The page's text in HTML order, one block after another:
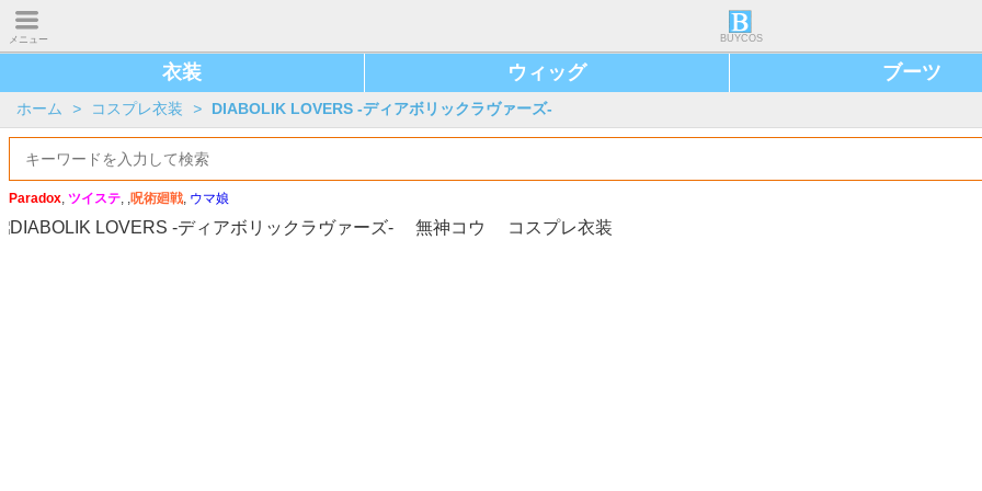
メニュー BUYCOS
衣装 ウィッグ ブーツ
ホーム > コスプレ衣装 > DIABOLIK LOVERS -ディアボリックラヴァーズ-
Paradox, ツイステ, ,呪術廻戦, ウマ娘